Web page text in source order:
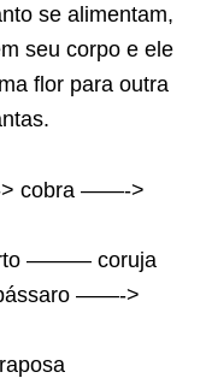
se alimentam,
seu corpo e ele
flor para outra
cobra ——->
——— coruja
——->